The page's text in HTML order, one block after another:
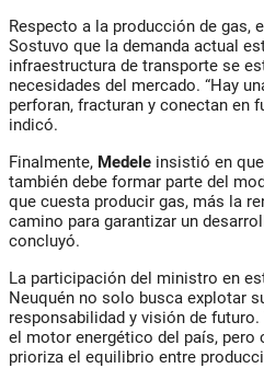
Respecto a la producción de gas,
Sostuvo que la demanda actual
infraestructura de transporte se
necesidades del mercado. “Hay
perforan, fracturan y conectan en
indicó.
Finalmente, Medele insistió en
también debe formar parte del
que cuesta producir gas, más la
camino para garantizar un
concluyó.
La participación del ministro en
Neuquén no solo busca explotar
responsabilidad y visión de
el motor energético del país, pero
prioriza el equilibrio entre